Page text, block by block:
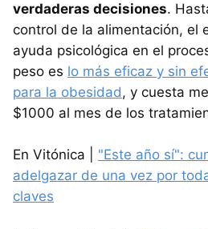
verdaderas decisiones.
control de la alimentación, el
ayuda psicológica en el
peso es lo más eficaz y sin
para la obesidad, y cuesta
$1000 al mes de los
En Vitónica | "Este año sí":
adelgazar de una vez por
claves